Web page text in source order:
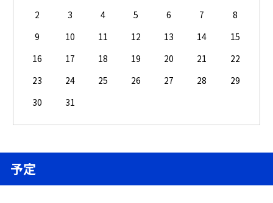
2
3 4 5 6 7
8
9
10 11 12 13 14
15
16
17 18 19 20 21
22
23
24 25 26 27 28
29
30
31
予定